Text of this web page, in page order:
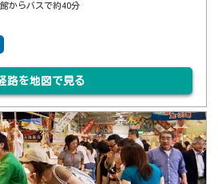
からバスで約40分
路を地図で見る